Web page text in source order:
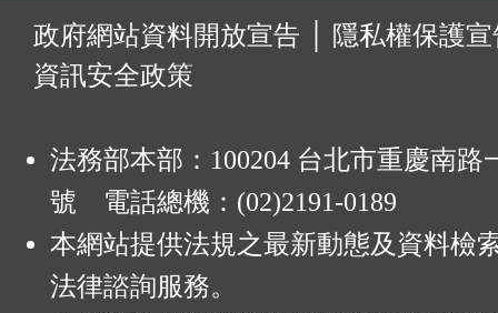
政府網站資料開放宣告
隱私權保護
資訊安全政策
法務部本部：100204 台北市重慶南路
號 電話總機：(02)2191-0189
本網站提供法規之最新動態及資料檢
法律諮詢服務。